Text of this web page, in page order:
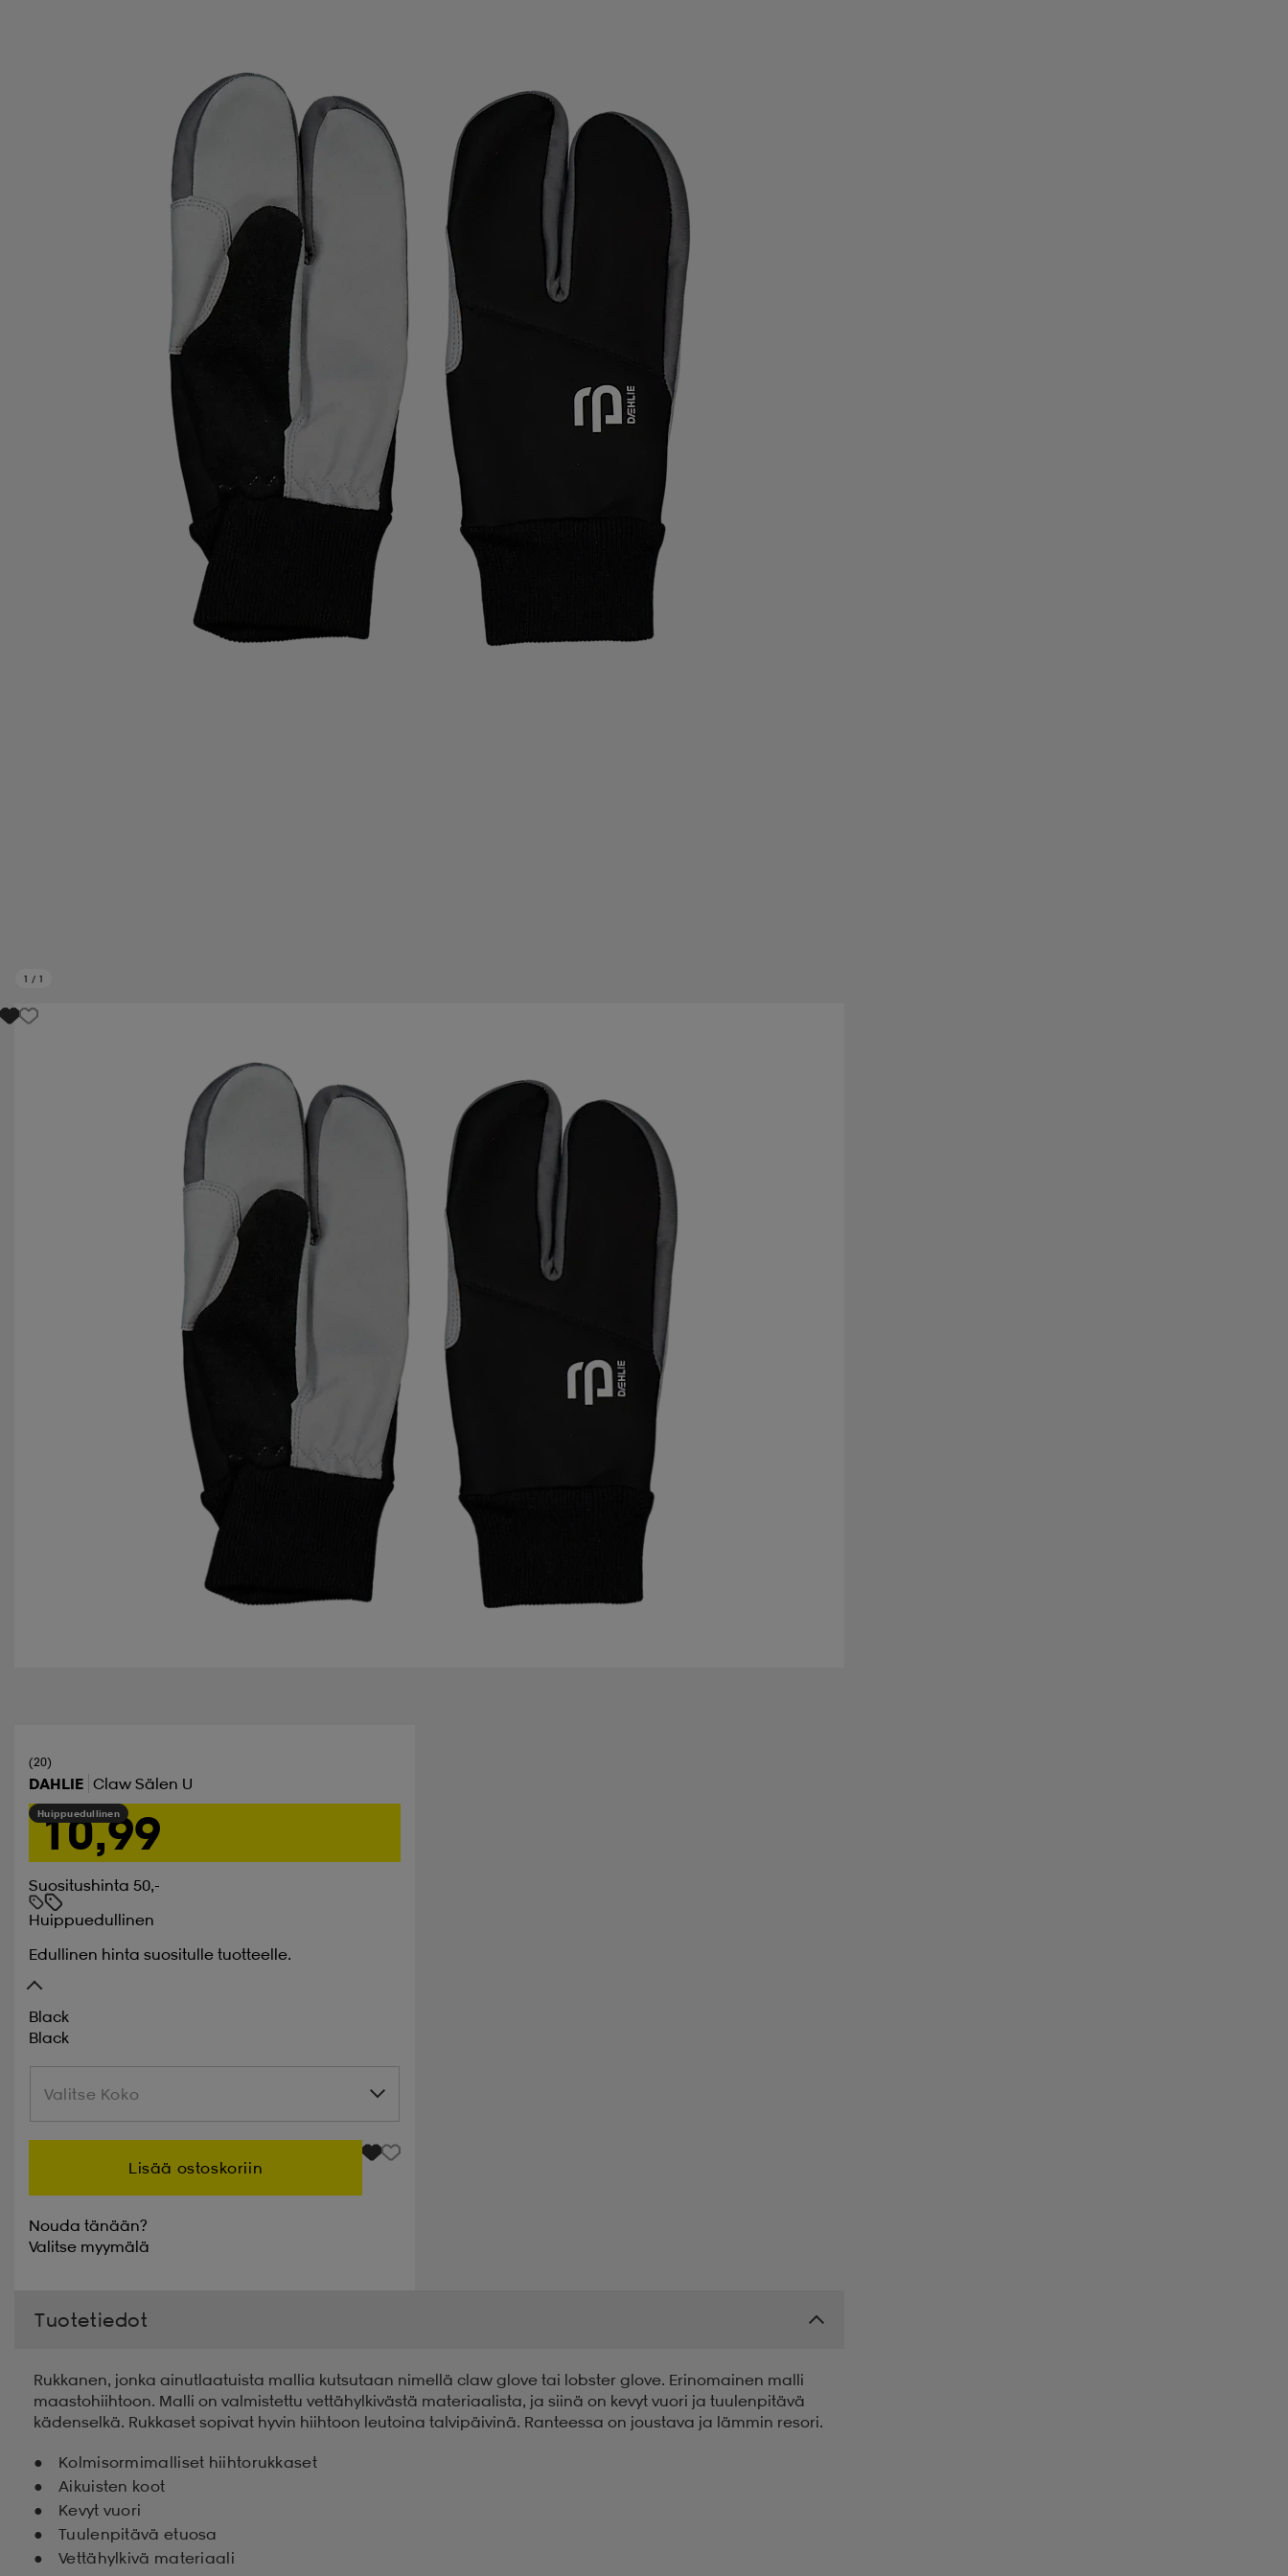
1 / 1
(20)
DAHLIE Claw Sälen U
Huippuedullinen
10,99
Suositushinta 50,-
Huippuedullinen
Edullinen hinta suositulle tuotteelle.
Black
Black
Valitse Koko
Valitse Koko
Lisää ostoskoriin
Nouda tänään?
Valitse myymälä
Tuotetiedot
Rukkanen, jonka ainutlaatuista mallia kutsutaan nimellä claw glove tai lobster glove. Erinomainen malli
maastohiihtoon. Malli on valmistettu vettähylkivästä materiaalista, ja siinä on kevyt vuori ja tuulenpitävä
kädenselkä. Rukkaset sopivat hyvin hiihtoon leutoina talvipäivinä. Ranteessa on joustava ja lämmin resori.
Kolmisormimalliset hiihtorukkaset
Aikuisten koot
Kevyt vuori
Tuulenpitävä etuosa
Vettähylkivä materiaali